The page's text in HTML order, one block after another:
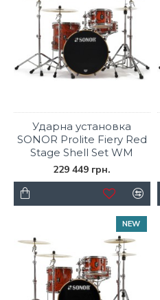
Ударна установка
SONOR Prolite Fiery Red
Stage Shell Set WM
229 449 грн.
NEW